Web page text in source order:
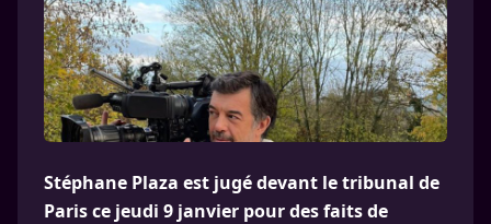
Stéphane Plaza est jugé devant le tribunal de
Paris ce jeudi 9 janvier pour des faits de